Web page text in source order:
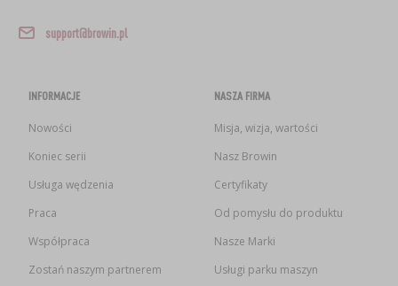
support@browin.pl
INFORMACJE
Nowości
Koniec serii
Usługa wędzenia
Praca
Współpraca
Zostań naszym partnerem
NASZA FIRMA
Misja, wizja, wartości
Nasz Browin
Certyfikaty
Od pomysłu do produktu
Nasze Marki
Usługi parku maszyn